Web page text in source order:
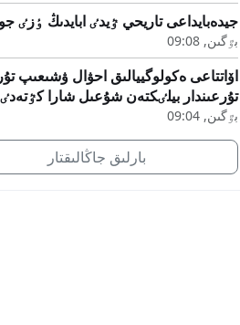
جيدەبايداعى تاريحي ٷيدٸ ابايدىڭ ٶزٸ
بٷگىن, 09:08
اۆاتتاعى ەكولوگييالىق احۋال ۋشىعىپ
تۇرعىندار بيلٸكتەن شۇعىل شارا كٷتەدٸ
بٷگىن, 09:04
بارلىق جاڭالىقتار